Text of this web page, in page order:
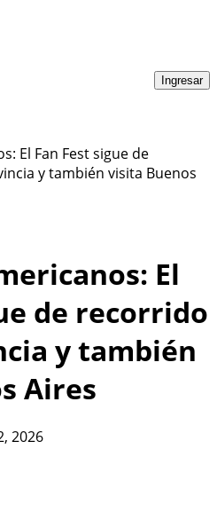
Ingresar
El Fan Fest sigue de
y también visita Buenos
El
de recorrido
y también
Aires
2026